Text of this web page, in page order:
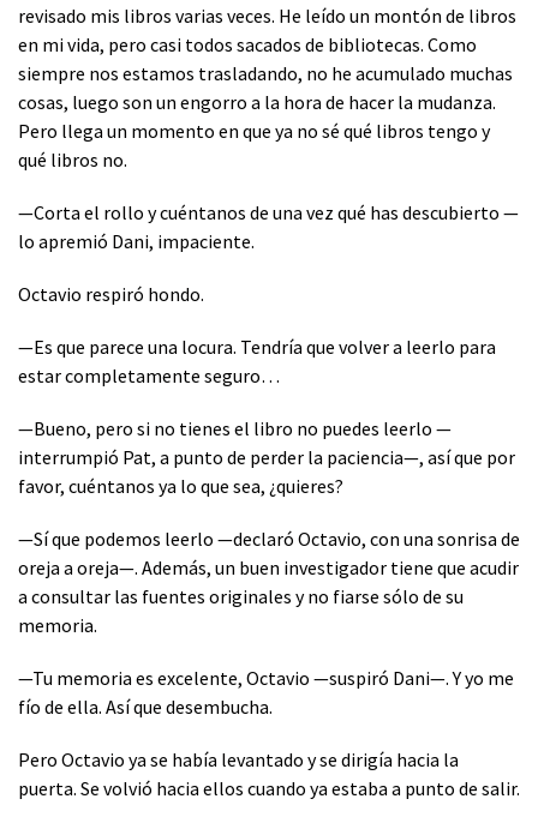
revisado mis libros varias veces. He leído un montón de libros
en mi vida, pero casi todos sacados de bibliotecas. Como
siempre nos estamos trasladando, no he acumulado muchas
cosas, luego son un engorro a la hora de hacer la mudanza.
Pero llega un momento en que ya no sé qué libros tengo y
qué libros no.
—Corta el rollo y cuéntanos de una vez qué has descubierto —
lo apremió Dani, impaciente.
Octavio respiró hondo.
—Es que parece una locura. Tendría que volver a leerlo para
estar completamente seguro…
—Bueno, pero si no tienes el libro no puedes leerlo —
interrumpió Pat, a punto de perder la paciencia—, así que por
favor, cuéntanos ya lo que sea, ¿quieres?
—Sí que podemos leerlo —declaró Octavio, con una sonrisa de
oreja a oreja—. Además, un buen investigador tiene que acudir
a consultar las fuentes originales y no fiarse sólo de su
memoria.
—Tu memoria es excelente, Octavio —suspiró Dani—. Y yo me
fío de ella. Así que desembucha.
Pero Octavio ya se había levantado y se dirigía hacia la
puerta. Se volvió hacia ellos cuando ya estaba a punto de salir.